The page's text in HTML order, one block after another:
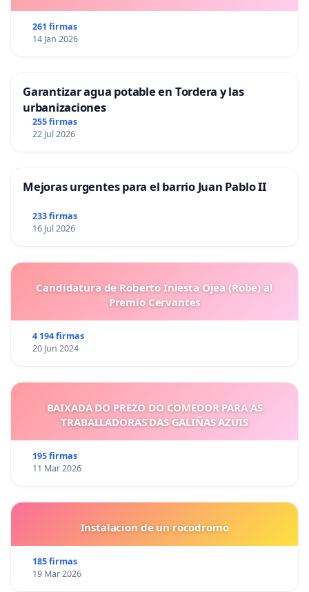
261 firmas
14 Jan 2026
Garantizar agua potable en Tordera y las
urbanizaciones
255 firmas
22 Jul 2026
Mejoras urgentes para el barrio Juan Pablo II
233 firmas
16 Jul 2026
Candidatura de Roberto Iniesta Ojea (Robe) al
Premio Cervantes
4 194 firmas
20 Jun 2024
BAIXADA DO PREZO DO COMEDOR PARA AS
TRABALLADORAS DAS GALIÑAS AZUIS
195 firmas
11 Mar 2026
Instalacion de un rocodromo
185 firmas
19 Mar 2026